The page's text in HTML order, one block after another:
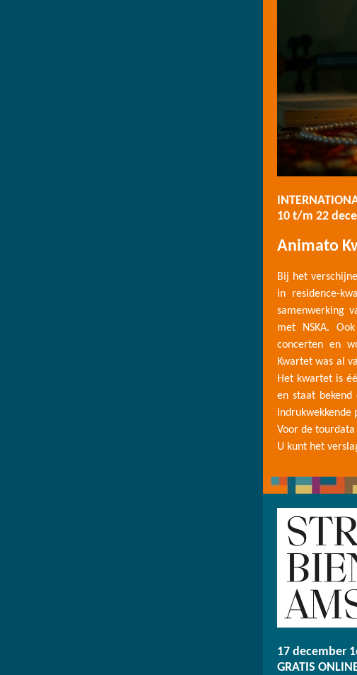
10 t/m 22
Animato
Bij het
in residence-
samenwerking
met NSKA.
concerten en
Kwartet was al
Het kwartet is
en staat
indrukwekkende
Voor de
U kunt het
17 december
GRATIS